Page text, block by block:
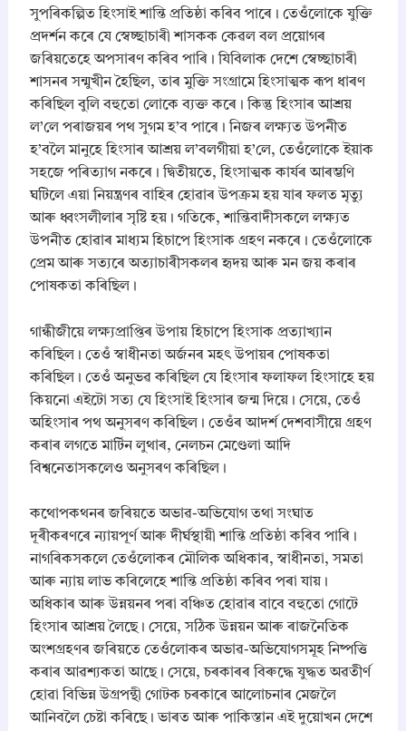
সুপৰিকল্পিত হিংসাই শান্তি প্ৰতিষ্ঠা কৰিব পাৰে। তেওঁলোকে যুক্তি
প্ৰদৰ্শন কৰে যে স্বেচ্ছাচাৰী শাসকক কেৱল বল প্ৰয়োগৰ
জৰিয়তেহে অপসাৰণ কৰিব পাৰি। যিবিলাক দেশে স্বেচ্ছাচাৰী
শাসনৰ সন্মুখীন হৈছিল, তাৰ মুক্তি সংগ্ৰামে হিংসাত্মক ৰূপ ধাৰণ
কৰিছিল বুলি বহুতো লোকে ব্যক্ত কৰে। কিন্তু হিংসাৰ আশ্ৰয়
ল’লে পৰাজয়ৰ পথ সুগম হ’ব পাৰে। নিজৰ লক্ষ্যত উপনীত
হ’বলৈ মানুহে হিংসাৰ আশ্ৰয় ল’বলগীয়া হ’লে, তেওঁলোকে ইয়াক
সহজে পৰিত্যাগ নকৰে। দ্বিতীয়তে, হিংসাত্মক কাৰ্যৰ আৰম্ভণি
ঘটিলে এয়া নিয়ন্ত্ৰণৰ বাহিৰ হোৱাৰ উপক্ৰম হয় যাৰ ফলত মৃত্যু
আৰু ধ্বংসলীলাৰ সৃষ্টি হয়। গতিকে, শান্তিবাদীসকলে লক্ষ্যত
উপনীত হোৱাৰ মাধ্যম হিচাপে হিংসাক গ্ৰহণ নকৰে। তেওঁলোকে
প্ৰেম আৰু সত্যৰে অত্যাচাৰীসকলৰ হৃদয় আৰু মন জয় কৰাৰ
পোষকতা কৰিছিল।
​গান্ধীজীয়ে লক্ষ্যপ্ৰাপ্তিৰ উপায় হিচাপে হিংসাক প্ৰত্যাখ্যান
কৰিছিল। তেওঁ স্বাধীনতা অৰ্জনৰ মহৎ উপায়ৰ পোষকতা
কৰিছিল। তেওঁ অনুভৱ কৰিছিল যে হিংসাৰ ফলাফল হিংসাহে হয়
কিয়নো এইটো সত্য যে হিংসাই হিংসাৰ জন্ম দিয়ে। সেয়ে, তেওঁ
অহিংসাৰ পথ অনুসৰণ কৰিছিল। তেওঁৰ আদৰ্শ দেশবাসীয়ে গ্ৰহণ
কৰাৰ লগতে মাৰ্টিন লুথাৰ, নেলচন মেণ্ডেলা আদি
বিশ্বনেতাসকলেও অনুসৰণ কৰিছিল।
​কথোপকথনৰ জৰিয়তে অভাৱ-অভিযোগ তথা সংঘাত
দূৰীকৰণৰে ন্যায়পূৰ্ণ আৰু দীৰ্ঘস্থায়ী শান্তি প্ৰতিষ্ঠা কৰিব পাৰি।
নাগৰিকসকলে তেওঁলোকৰ মৌলিক অধিকাৰ, স্বাধীনতা, সমতা
আৰু ন্যায় লাভ কৰিলেহে শান্তি প্ৰতিষ্ঠা কৰিব পৰা যায়।
অধিকাৰ আৰু উন্নয়নৰ পৰা বঞ্চিত হোৱাৰ বাবে বহুতো গোটে
হিংসাৰ আশ্ৰয় লৈছে। সেয়ে, সঠিক উন্নয়ন আৰু ৰাজনৈতিক
অংশগ্ৰহণৰ জৰিয়তে তেওঁলোকৰ অভাৱ-অভিযোগসমূহ নিষ্পত্তি
কৰাৰ আৱশ্যকতা আছে। সেয়ে, চৰকাৰৰ বিৰুদ্ধে যুদ্ধত অৱতীৰ্ণ
হোৱা বিভিন্ন উগ্ৰপন্থী গোটক চৰকাৰে আলোচনাৰ মেজলৈ
আনিবলৈ চেষ্টা কৰিছে। ভাৰত আৰু পাকিস্তান এই দুয়োখন দেশে